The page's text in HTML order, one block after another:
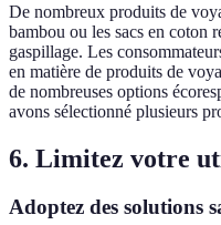
De nombreux produits de
bambou ou les sacs en coton
gaspillage. Les
en matière de produits de
de nombreuses options
avons sélectionné plusieurs
6. Limitez votre
Adoptez des solutions